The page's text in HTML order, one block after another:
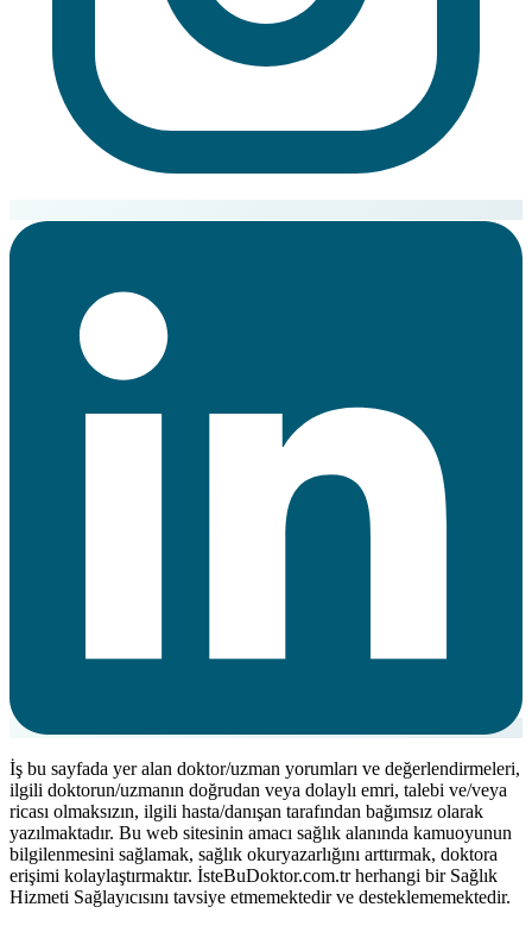
İş bu sayfada yer alan doktor/uzman yorumları ve değerlendirmeleri,
ilgili doktorun/uzmanın doğrudan veya dolaylı emri, talebi ve/veya
ricası olmaksızın, ilgili hasta/danışan tarafından bağımsız olarak
yazılmaktadır. Bu web sitesinin amacı sağlık alanında kamuoyunun
bilgilenmesini sağlamak, sağlık okuryazarlığını arttırmak, doktora
erişimi kolaylaştırmaktır. İsteBuDoktor.com.tr herhangi bir Sağlık
Hizmeti Sağlayıcısını tavsiye etmemektedir ve desteklememektedir.